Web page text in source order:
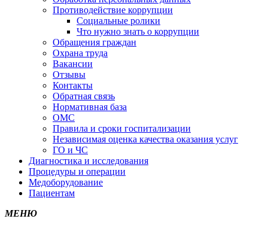
Противодействие коррупции
Социальные ролики
Что нужно знать о коррупции
Обращения граждан
Охрана труда
Вакансии
Отзывы
Контакты
Обратная связь
Нормативная база
ОМС
Правила и сроки госпитализации
Независимая оценка качества оказания услуг
ГО и ЧС
Диагностика и исследования
Процедуры и операции
Медоборудование
Пациентам
МЕНЮ